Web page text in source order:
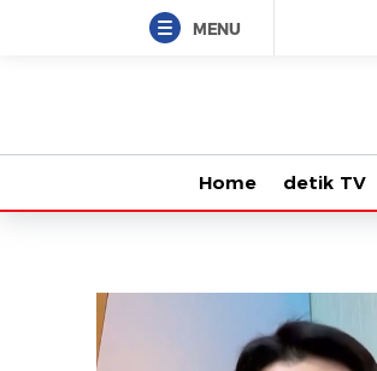
MENU
Home detik TV